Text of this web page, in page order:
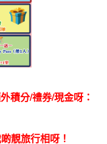
積分/禮券/現金呀：
靚旅行相呀！